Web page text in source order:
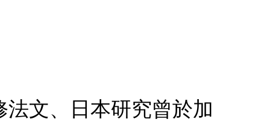
文、日本研究曾於加